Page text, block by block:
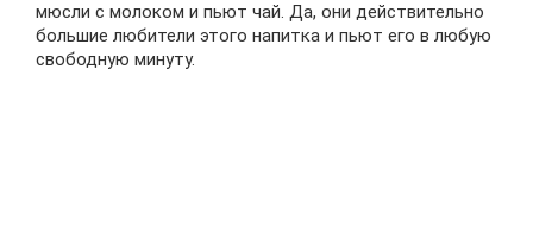
мюсли с молоком и пьют чай. Да, они действительно
большие любители этого напитка и пьют его в любую
свободную минуту.